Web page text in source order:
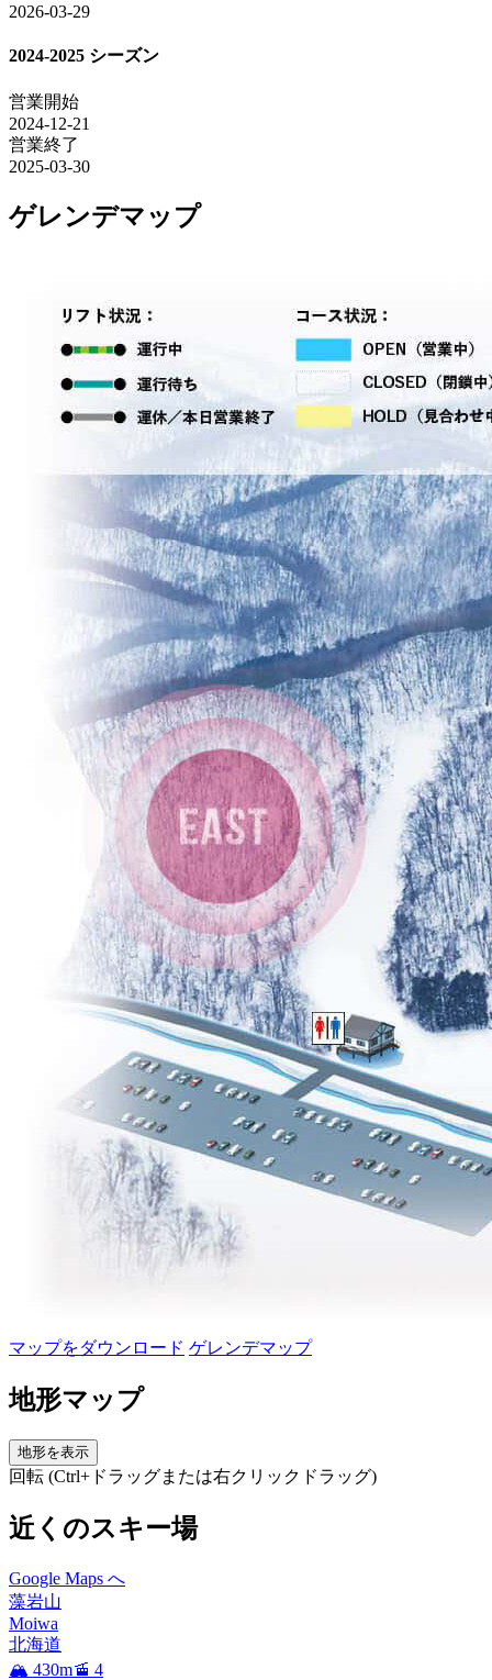
2026-03-29
2024-2025 シーズン
営業開始
2024-12-21
営業終了
2025-03-30
ゲレンデマップ
マップをダウンロード ゲレンデマップ
地形マップ
地形を表示
回転 (Ctrl+ドラッグまたは右クリックドラッグ)
近くのスキー場
Google Maps へ
藻岩山
Moiwa
北海道
🏔️ 430m🚡 4